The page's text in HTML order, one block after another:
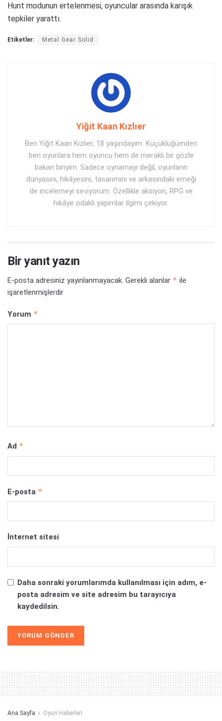
Hunt modunun ertelenmesi, oyuncular arasında karışık
tepkiler yarattı.
Etiketler: Metal Gear Solid
Yiğit Kaan Kızlıer
Ben Yiğit Kaan Kızlıer, 18 yaşındayım. Küçüklüğümden
beri oyunlara hem oyuncu hem de meraklı bir gözle
bakan biriyim. Sadece oynamayı değil, oyunların
dünyasını, hikâyesini, tasarımını ve arkasındaki emeği
de incelemeyi seviyorum. Özellikle aksiyon, RPG ve
hikâye odaklı yapımlar ilgimi çekiyor.
Bir yanıt yazın
E-posta adresiniz yayınlanmayacak. Gerekli alanlar * ile
işaretlenmişlerdir
Yorum *
Ad *
E-posta *
İnternet sitesi
Daha sonraki yorumlarımda kullanılması için adım, e-
posta adresim ve site adresim bu tarayıcıya
kaydedilsin.
Ana Sayfa Oyun Haberleri